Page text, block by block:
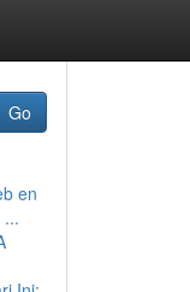
Go
en